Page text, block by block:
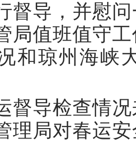
督导，并慰
局值班值守
和琼州海峡
导检查情况
理局对春运